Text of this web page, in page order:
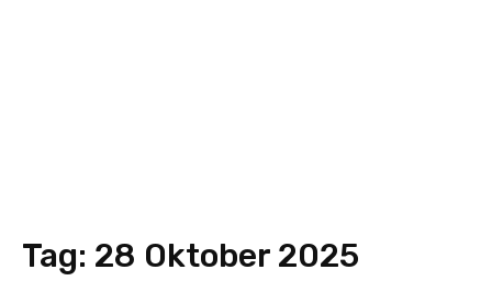
Tag: 28 Oktober 2025